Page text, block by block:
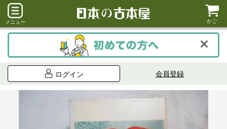
メニュー かご
ログイン 会員登録